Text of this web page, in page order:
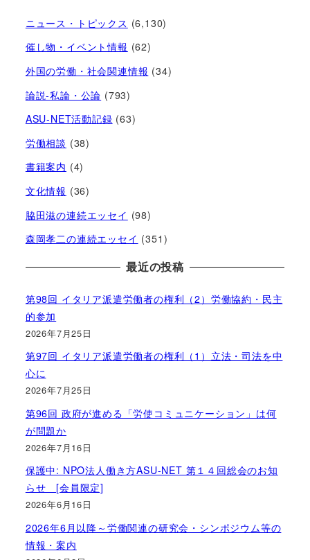
ニュース・トピックス (6,130)
催し物・イベント情報 (62)
外国の労働・社会関連情報 (34)
論説-私論・公論 (793)
ASU-NET活動記録 (63)
労働相談 (38)
書籍案内 (4)
文化情報 (36)
脇田滋の連続エッセイ (98)
森岡孝二の連続エッセイ (351)
最近の投稿
第98回 イタリア派遣労働者の権利（2）労働協約・民主
的参加
2026年7月25日
第97回 イタリア派遣労働者の権利（1）立法・司法を中
心に
2026年7月25日
第96回 政府が進める「労使コミュニケーション」は何
が問題か
2026年7月16日
保護中: NPO法人働き方ASU-NET 第１４回総会のお知
らせ [会員限定]
2026年6月16日
2026年6月以降～労働関連の研究会・シンポジウム等の
情報・案内